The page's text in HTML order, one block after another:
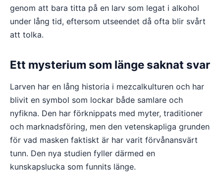
genom att bara titta på en larv som legat i alkohol
under lång tid, eftersom utseendet då ofta blir svårt
att tolka.
Ett mysterium som länge saknat svar
Larven har en lång historia i mezcalkulturen och har
blivit en symbol som lockar både samlare och
nyfikna. Den har förknippats med myter, traditioner
och marknadsföring, men den vetenskapliga grunden
för vad masken faktiskt är har varit förvånansvärt
tunn. Den nya studien fyller därmed en
kunskapslucka som funnits länge.